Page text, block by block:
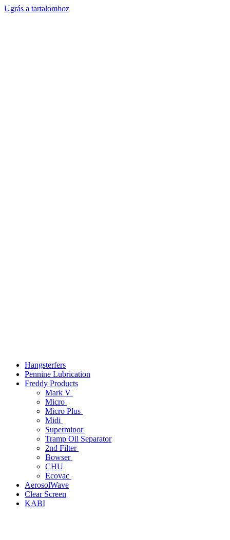
Ugrás a tartalomhoz
Hangsterfers
Pennine Lubrication
Freddy Products
Mark V
Micro
Micro Plus
Midi
Superminor
Tramp Oil Separator
2nd Filter
Bowser
CHU
Ecovac
AerosolWave
Clear Screen
KABI